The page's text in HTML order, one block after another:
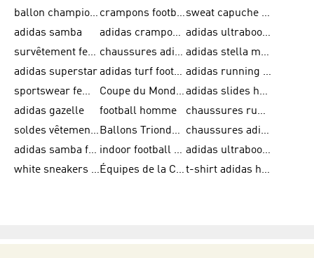
ballon champions league
crampons football adidas en promotion
sweat capuche adidas
adidas samba
adidas crampon terrain ferme
adidas ultraboost homme
survêtement femme adidas
chaussures adidas femme soldes
adidas stella mccartney
adidas superstar
adidas turf football shoes
adidas running adizero
sportswear femme
Coupe du Monde de la FIFA 26™
adidas slides homme
adidas gazelle
football homme
chaussures running adidas
soldes vêtements homme
Ballons Trionda de la Coupe du Monde de la FIFA 26™
chaussures adidas femme
adidas samba femme
indoor football shoes
adidas ultraboost 22
white sneakers adidas
Équipes de la Coupe du Monde de la FIFA 26™ t-shirt adidas homme